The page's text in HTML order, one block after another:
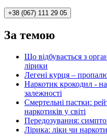
+38 (067) 111 29 05
За темою
Що відбувається з
лірики
Легені курця –
Наркотик крокодил -
залежності
Смертельні пастки:
наркотиків у світі
Передозування:
Лірика: ліки чи